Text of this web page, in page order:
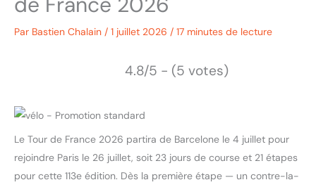
Par Bastien Chalain / 1 juillet 2026 / 17 minutes de lecture
4.8/5 - (5 votes)
Le Tour de France 2026 partira de Barcelone le 4 juillet pour
rejoindre Paris le 26 juillet, soit 23 jours de course et 21 étapes
pour cette 113e édition. Dès la première étape — un contre-la-